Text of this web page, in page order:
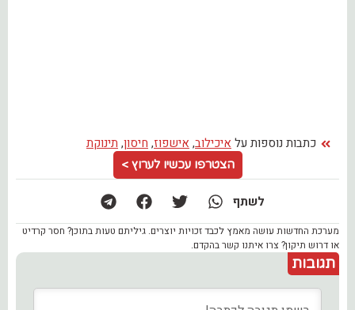
כתבות נוספות על איכילוב, אישפוז, חיסון, תינוקת
הצטרפו עכשיו לערוץ >
לשתף
מערכת החדשות עושה מאמץ לכבד זכויות יוצרים. גיליתם טעות בתוכן? חסר קרדיט
או דרוש תיקון? צרו איתנו קשר בהקדם.
תגובות